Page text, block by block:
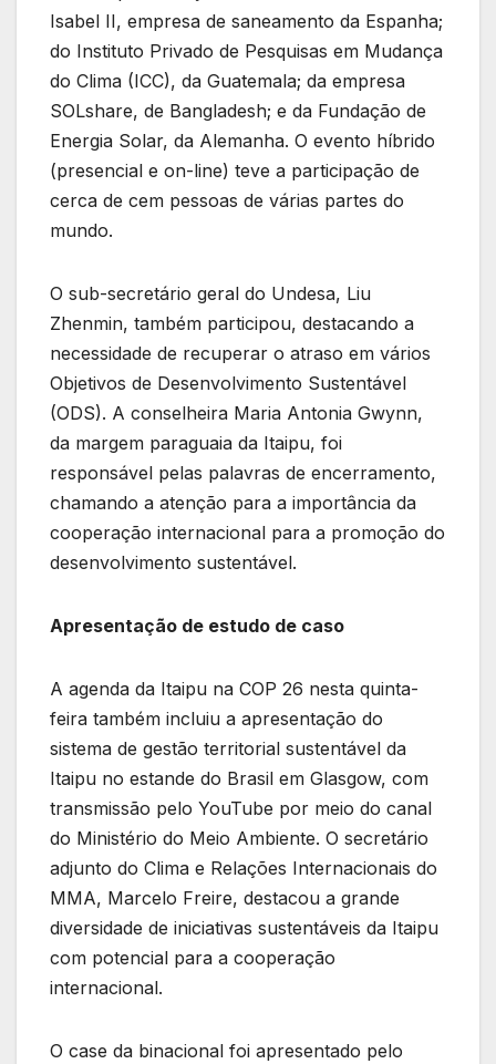
Isabel II, empresa de saneamento da Espanha;
do Instituto Privado de Pesquisas em Mudança
do Clima (ICC), da Guatemala; da empresa
SOLshare, de Bangladesh; e da Fundação de
Energia Solar, da Alemanha. O evento híbrido
(presencial e on-line) teve a participação de
cerca de cem pessoas de várias partes do
mundo.
O sub-secretário geral do Undesa, Liu
Zhenmin, também participou, destacando a
necessidade de recuperar o atraso em vários
Objetivos de Desenvolvimento Sustentável
(ODS). A conselheira Maria Antonia Gwynn,
da margem paraguaia da Itaipu, foi
responsável pelas palavras de encerramento,
chamando a atenção para a importância da
cooperação internacional para a promoção do
desenvolvimento sustentável.
Apresentação de estudo de caso
A agenda da Itaipu na COP 26 nesta quinta-
feira também incluiu a apresentação do
sistema de gestão territorial sustentável da
Itaipu no estande do Brasil em Glasgow, com
transmissão pelo YouTube por meio do canal
do Ministério do Meio Ambiente. O secretário
adjunto do Clima e Relações Internacionais do
MMA, Marcelo Freire, destacou a grande
diversidade de iniciativas sustentáveis da Itaipu
com potencial para a cooperação
internacional.
O case da binacional foi apresentado pelo